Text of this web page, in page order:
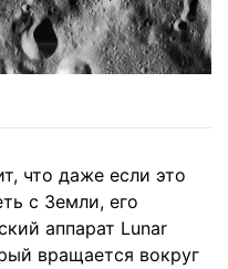
что даже если это
с Земли, его
аппарат Lunar
вращается вокруг